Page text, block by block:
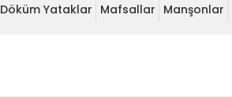
Döküm Yataklar Mafsallar Manşonlar